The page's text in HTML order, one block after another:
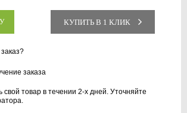
КУПИТЬ В 1 КЛИК
заказа
товар в течении 2-х дней. Уточняйте